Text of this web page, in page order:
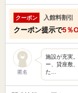
クーポン 入館料割引
クーポン提示で5％
匿名
施設が充実
ー、貸座敷
た…